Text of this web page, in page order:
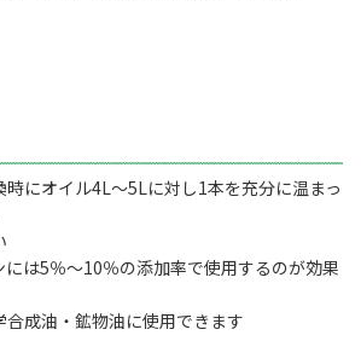
時にオイル4L～5Lに対し1本を充分に温まっ
には5％～10％の添加率で使用するのが効果
合成油・鉱物油に使用できます